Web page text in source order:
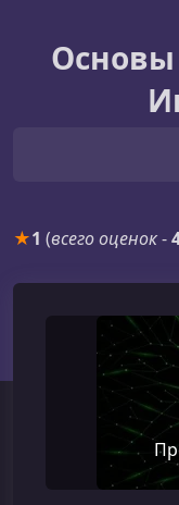
Основы
★1 (всего оценок-